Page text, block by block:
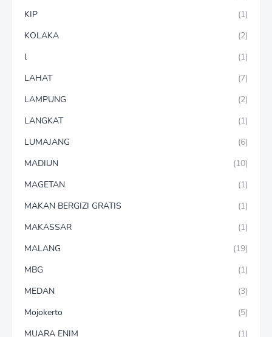
KIP
(1)
KOLAKA
(2)
l
(1)
LAHAT
(7)
LAMPUNG
(2)
LANGKAT
(1)
LUMAJANG
(6)
MADIUN
(10)
MAGETAN
(1)
MAKAN BERGIZI GRATIS
(1)
MAKASSAR
(1)
MALANG
(19)
MBG
(1)
MEDAN
(3)
Mojokerto
(5)
MUARA ENIM
(1)